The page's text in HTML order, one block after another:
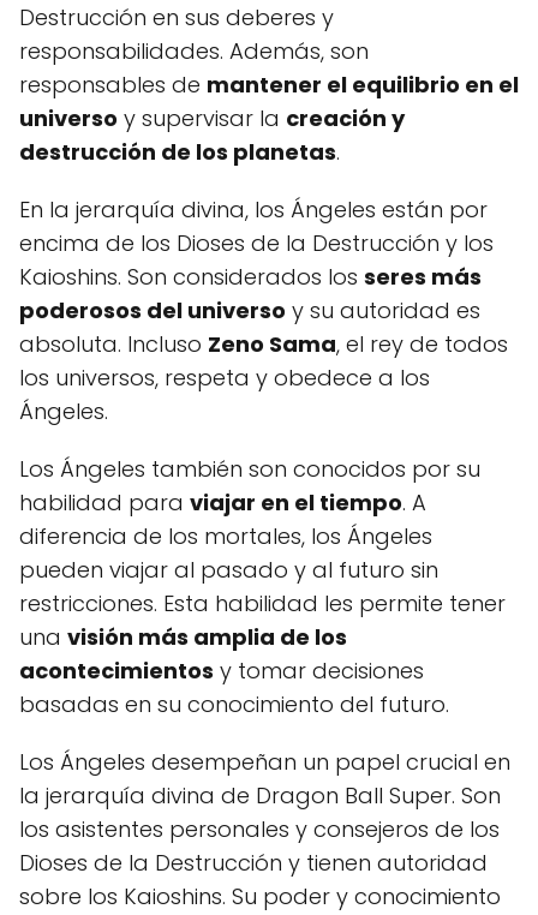
Destrucción en sus deberes y
responsabilidades. Además, son
responsables de mantener el equilibrio en el
universo y supervisar la creación y
destrucción de los planetas.
En la jerarquía divina, los Ángeles están por
encima de los Dioses de la Destrucción y los
Kaioshins. Son considerados los seres más
poderosos del universo y su autoridad es
absoluta. Incluso Zeno Sama, el rey de todos
los universos, respeta y obedece a los
Ángeles.
Los Ángeles también son conocidos por su
habilidad para viajar en el tiempo. A
diferencia de los mortales, los Ángeles
pueden viajar al pasado y al futuro sin
restricciones. Esta habilidad les permite tener
una visión más amplia de los
acontecimientos y tomar decisiones
basadas en su conocimiento del futuro.
Los Ángeles desempeñan un papel crucial en
la jerarquía divina de Dragon Ball Super. Son
los asistentes personales y consejeros de los
Dioses de la Destrucción y tienen autoridad
sobre los Kaioshins. Su poder y conocimiento